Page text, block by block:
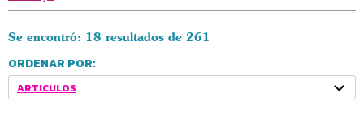
Se encontró: 18 resultados de 261
ORDENAR POR:
ARTICULOS